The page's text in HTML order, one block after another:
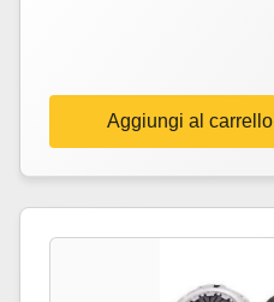
Aggiungi al carrello